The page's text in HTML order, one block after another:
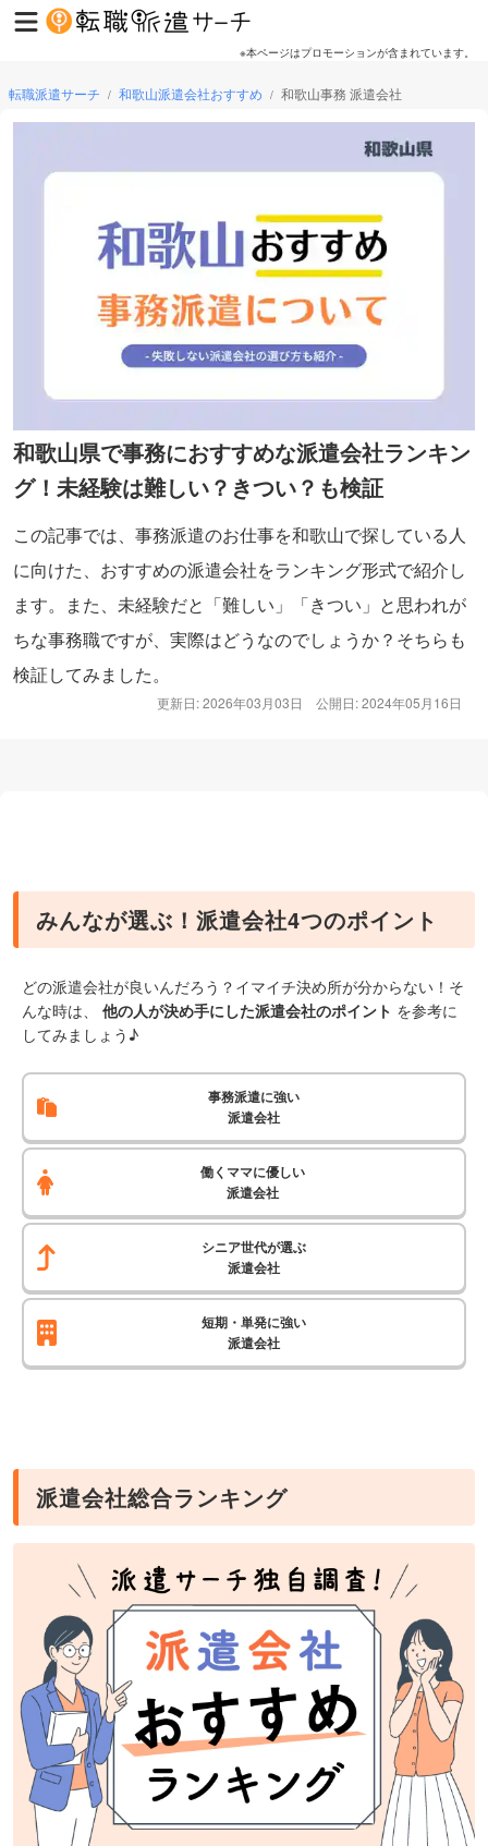
※本ページはプロモーションが含まれています。
転職派遣サーチ / 和歌山派遣会社おすすめ / 和歌山事務 派遣会社
和歌山県で事務におすすめな派遣会社ランキン
グ！未経験は難しい？きつい？も検証
この記事では、事務派遣のお仕事を和歌山で探している人
に向けた、おすすめの派遣会社をランキング形式で紹介し
ます。また、未経験だと「難しい」「きつい」と思われが
ちな事務職ですが、実際はどうなのでしょうか？そちらも
検証してみました。
更新日: 2026年03月03日 公開日: 2024年05月16日
みんなが選ぶ！派遣会社4つのポイント
どの派遣会社が良いんだろう？イマイチ決め所が分からない！そ
んな時は、 他の人が決め手にした派遣会社のポイント を参考に
してみましょう♪
事務派遣に強い
派遣会社
働くママに優しい
派遣会社
シニア世代が選ぶ
派遣会社
短期・単発に強い
派遣会社
派遣会社総合ランキング